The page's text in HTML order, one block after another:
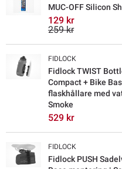
MUC-OFF Silicon
129 kr
259 kr
FIDLOCK
Fidlock TWIST
Compact + Bike
flaskhållare med
Smoke
529 kr
FIDLOCK
Fidlock PUSH